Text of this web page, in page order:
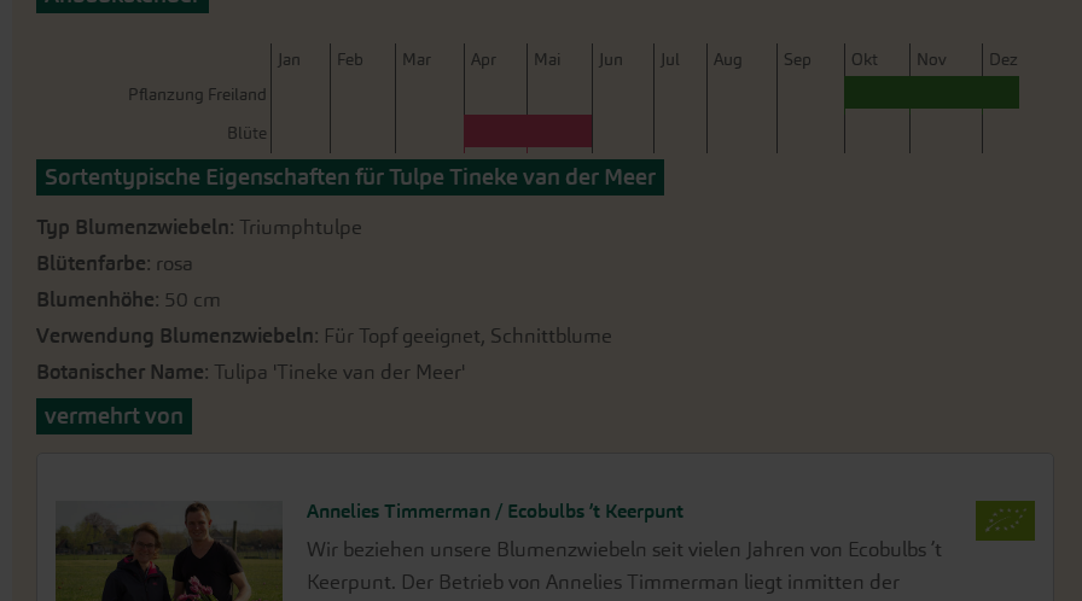
der
Jan Feb Mar Apr Mai Jun Jul Aug Sep Okt Nov Dez
Pflanzung Freiland
Blüte
Sortentypische Eigenschaften für Tulpe Tineke van der Meer
Typ Blumenzwiebeln: Triumphtulpe
Blütenfarbe: rosa
Blumenhöhe: 50 cm
Verwendung Blumenzwiebeln: Für Topf geeignet, Schnittblume
Botanischer Name: Tulipa 'Tineke van der Meer'
vermehrt von
Annelies Timmerman / Ecobulbs ’t Keerpunt
Wir beziehen unsere Blumenzwiebeln seit vielen Jahren von Ecobulbs ’t
Keerpunt. Der Betrieb von Annelies Timmerman liegt inmitten der